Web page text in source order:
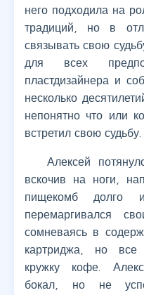
него подходила на
традиций, но в
связывать свою
для всех
пластдизайнера и
несколько
непонятно что или
встретил свою
Алексей
вскочив на ноги,
пищекомб долго и
перемаргивался
сомневаясь в
картриджа, но
кружку кофе.
бокал, но не